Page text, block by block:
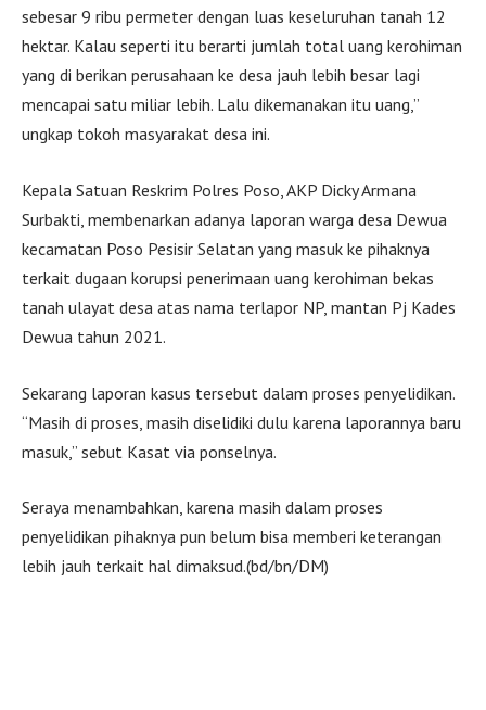
sebesar 9 ribu permeter dengan luas keseluruhan tanah 12
hektar. Kalau seperti itu berarti jumlah total uang kerohiman
yang di berikan perusahaan ke desa jauh lebih besar lagi
mencapai satu miliar lebih. Lalu dikemanakan itu uang,”
ungkap tokoh masyarakat desa ini.
Kepala Satuan Reskrim Polres Poso, AKP Dicky Armana
Surbakti, membenarkan adanya laporan warga desa Dewua
kecamatan Poso Pesisir Selatan yang masuk ke pihaknya
terkait dugaan korupsi penerimaan uang kerohiman bekas
tanah ulayat desa atas nama terlapor NP, mantan Pj Kades
Dewua tahun 2021.
Sekarang laporan kasus tersebut dalam proses penyelidikan.
“Masih di proses, masih diselidiki dulu karena laporannya baru
masuk,” sebut Kasat via ponselnya.
Seraya menambahkan, karena masih dalam proses
penyelidikan pihaknya pun belum bisa memberi keterangan
lebih jauh terkait hal dimaksud.(bd/bn/DM)